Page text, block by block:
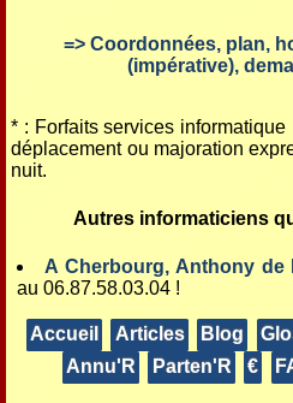
=> Coordonnées, plan,
(impérative),
* : Forfaits services
déplacement ou majoration
nuit.
Autres informaticiens
A Cherbourg, Anthony de
au 06.87.58.03.04 !
Accueil Articles Blog
Annu'R
Parten'R €